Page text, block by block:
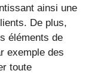
ainsi une
De plus,
éléments de
exemple des
toute